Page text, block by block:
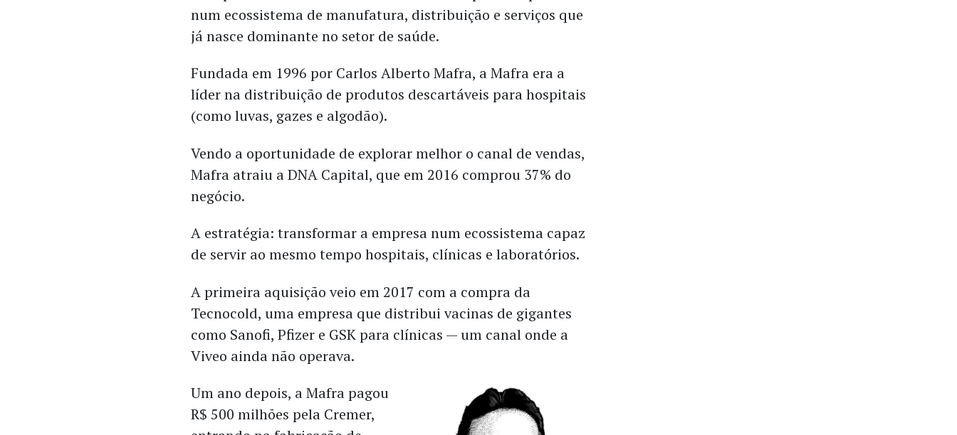
num ecossistema de manufatura, distribuição e serviços que
já nasce dominante no setor de saúde.
Fundada em 1996 por Carlos Alberto Mafra, a Mafra era a
líder na distribuição de produtos descartáveis para hospitais
(como luvas, gazes e algodão).
Vendo a oportunidade de explorar melhor o canal de vendas,
Mafra atraiu a DNA Capital, que em 2016 comprou 37% do
negócio.
A estratégia: transformar a empresa num ecossistema capaz
de servir ao mesmo tempo hospitais, clínicas e laboratórios.
A primeira aquisição veio em 2017 com a compra da
Tecnocold, uma empresa que distribui vacinas de gigantes
como Sanofi, Pfizer e GSK para clínicas — um canal onde a
Viveo ainda não operava.
Um ano depois, a Mafra pagou
R$ 500 milhões pela Cremer,